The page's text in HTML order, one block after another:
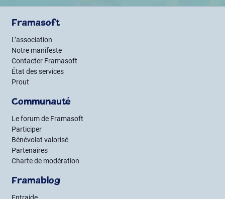
Framasoft
L’association
Notre manifeste
Contacter Framasoft
État des services
Prout
Communauté
Le forum de Framasoft
Participer
Bénévolat valorisé
Partenaires
Charte de modération
Framablog